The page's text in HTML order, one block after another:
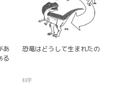
あ
る
恐竜はどうして生まれたの
科学